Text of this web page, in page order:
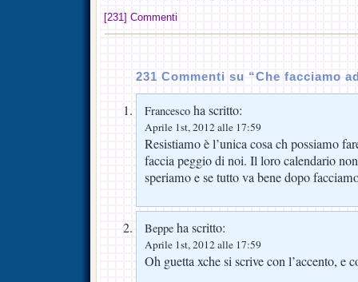
[231] Commenti
231 Commenti su “Che facciamo
Francesco ha scritto:
Aprile 1st, 2012 alle 17:59
Resistiamo è l’unica cosa ch possiamo
faccia peggio di noi. Il loro calendario
speriamo e se tutto va bene dopo
Beppe ha scritto:
Aprile 1st, 2012 alle 17:59
Oh guetta xche si scrive con l’accento, e